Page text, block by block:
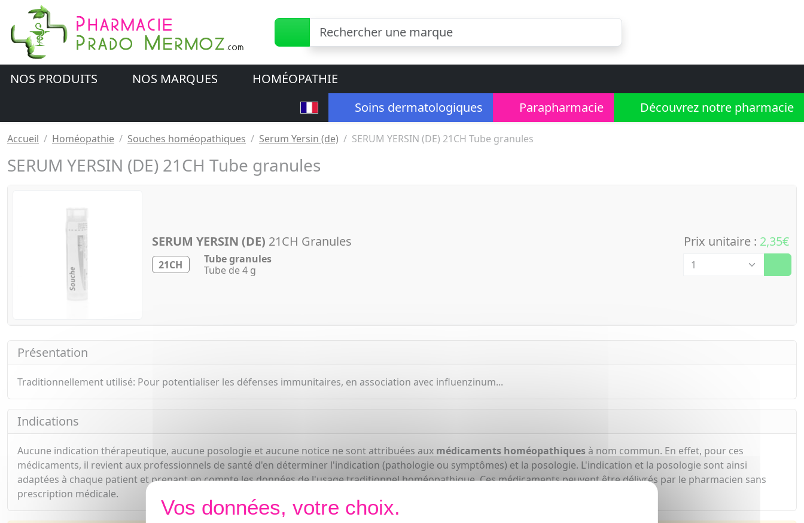
NOS PRODUITS NOS MARQUES
HOMÉOPATHIE
Soins dermatologiques
Parapharmacie Découvrez notre pharmacie
Accueil Homéopathie Souches homéopathiques Serum Yersin (de) SERUM YERSIN (DE) 21CH Tube granules
SERUM YERSIN (DE) 21CH Tube granules
SERUM YERSIN (DE) 21CH Granules
21CH
Tube granules
Tube de 4 g
Prix unitaire : 2,35€
Présentation
Traditionnellement utilisé: Pour potentialiser les défenses immunitaires, en association avec influenzinum...
Indications
Aucune indication thérapeutique, aucune posologie et aucune notice ne sont attribuées aux médicaments homéopathiques à nom commun. En effet, pour ces
médicaments, il revient aux professionnels de santé d'en déterminer l'indication (pathologie ou symptômes) et la posologie. L'indication et la posologie sont ainsi
adaptées à chaque patient et prenant en compte les données de l'usage traditionnel homéopathique. Ces médicaments peuvent être délivrés par le pharmacien sans
prescription médicale.